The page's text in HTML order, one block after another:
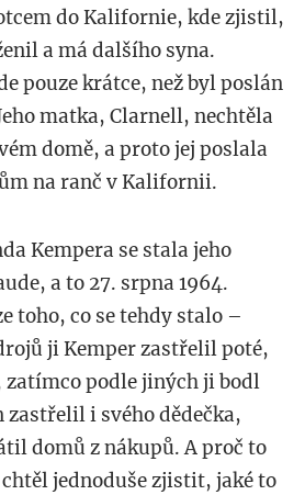
do Kalifornie, kde zjistil,
a má dalšího syna.
pouze krátce, než byl poslán
matka, Clarnell, nechtěla
domě, a proto jej poslala
na ranč v Kalifornii.
Kempera se stala jeho
a to 27. srpna 1964.
toho, co se tehdy stalo –
ji Kemper zastřelil poté,
zatímco podle jiných ji bodl
zastřelil i svého dědečka,
domů z nákupů. A proč to
jednoduše zjistit, jaké to